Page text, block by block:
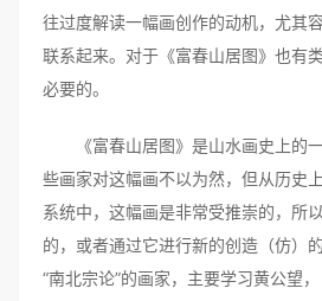
往过度解读一幅画创作的动机，尤其
联系起来。对于《富春山居图》也有
必要的。
《富春山居图》是山水画史上的一
些画家对这幅画不以为然，但从历史
系统中，这幅画是非常受推崇的，所
的，或者通过它进行新的创造（仿）
“南北宗论”的画家，主要学习黄公望